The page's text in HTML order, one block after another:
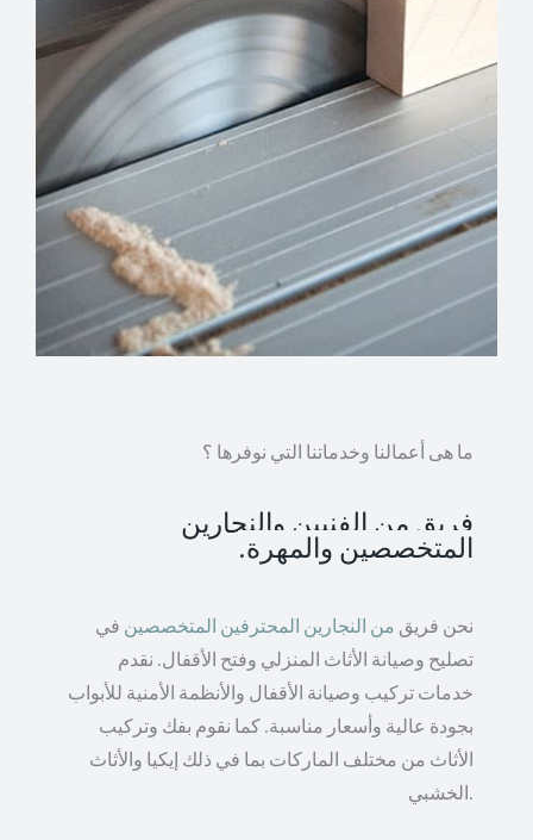
ما هى أعمالنا وخدماتنا التي نوفرها ؟
فريق من الفنيين والنجارين
المتخصصين والمهرة.
نحن فريق من النجارين المحترفين المتخصصين في
تصليح وصيانة الأثاث المنزلي وفتح الأقفال. نقدم
خدمات تركيب وصيانة الأقفال والأنظمة الأمنية للأبواب
بجودة عالية وأسعار مناسبة. كما نقوم بفك وتركيب
الأثاث من مختلف الماركات بما في ذلك إيكيا والأثاث
الخشبي.